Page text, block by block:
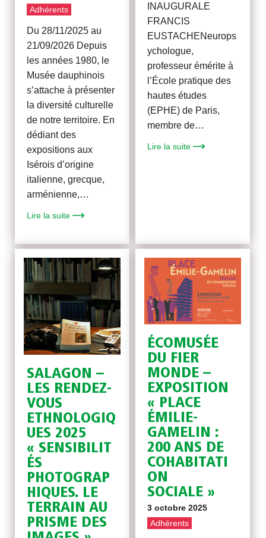
Adhérents
Du 28/11/2025 au
21/09/2026 Depuis
les années 1980, le
Musée dauphinois
s’attache à présenter
la diversité culturelle
de notre territoire. En
dédiant des
expositions aux
Isérois d’origine
italienne, grecque,
arménienne,…
Lire la suite
INAUGURALE
FRANCIS
EUSTACHENeurops
ychologue,
professeur émérite à
l’École pratique des
hautes études
(EPHE) de Paris,
membre de…
Lire la suite
SALAGON –
LES RENDEZ-
VOUS
ETHNOLOGIQ
UES 2025
« SENSIBILIT
ÉS
PHOTOGRAP
HIQUES. LE
TERRAIN AU
PRISME DES
ÉCOMUSÉE
DU FIER
MONDE –
EXPOSITION
« PLACE
ÉMILIE-
GAMELIN :
200 ANS DE
COHABITATI
ON
SOCIALE »
3 octobre 2025
Adhérents